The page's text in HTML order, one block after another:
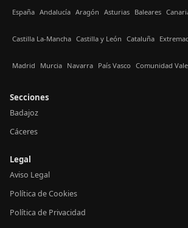
España Andalucía Aragón Asturias Baleares
Castilla La-Mancha Castilla y León Cataluña
Madrid Murcia Navarra País Vasco Comunidad
Secciones
Badajoz
Cáceres
Legal
Aviso Legal
Política de Cookies
Política de Privacidad